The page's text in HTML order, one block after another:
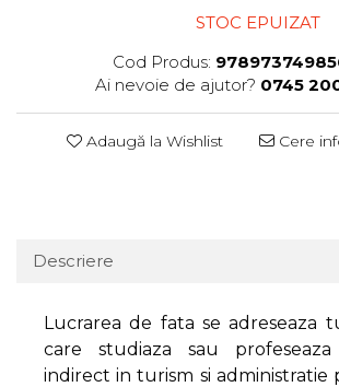
STOC EPUIZAT
Cod Produs:
Ai nevoie de ajutor? 0745
Adaugă la Wishlist Cere
Descriere
Lucrarea de fata se adreseaza
care studiaza sau
indirect in turism si administratie